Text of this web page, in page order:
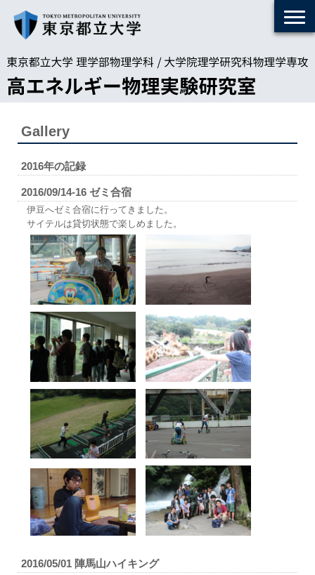
Gallery
2016年の記録
2016/09/14-16 ゼミ合宿
伊豆へゼミ合宿に行ってきました。
サイテルは貸切状態で楽しめました。
2016/05/01 陣馬山ハイキング